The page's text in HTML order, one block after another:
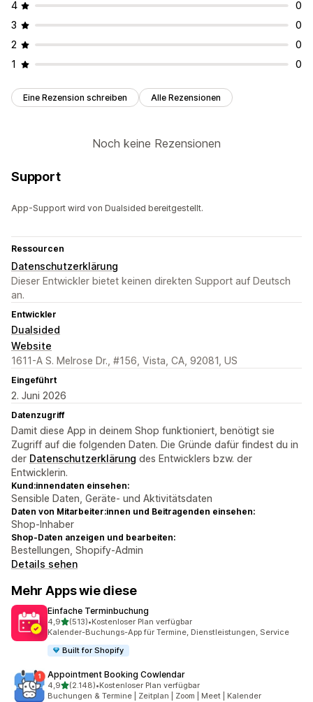
4
0
3
0
2
0
1
0
Eine Rezension schreiben Alle Rezensionen
Noch keine Rezensionen
Support
App-Support wird von Dualsided bereitgestellt.
Ressourcen
Datenschutzerklärung
Dieser Entwickler bietet keinen direkten Support auf Deutsch
an.
Entwickler
Dualsided
Website
1611-A S. Melrose Dr., #156, Vista, CA, 92081, US
Eingeführt
2. Juni 2026
Datenzugriff
Damit diese App in deinem Shop funktioniert, benötigt sie
Zugriff auf die folgenden Daten. Die Gründe dafür findest du in
der Datenschutzerklärung des Entwicklers bzw. der
Entwicklerin.
Kund:innendaten einsehen:
Sensible Daten, Geräte- und Aktivitätsdaten
Daten von Mitarbeiter:innen und Beitragenden einsehen:
Shop-Inhaber
Shop-Daten anzeigen und bearbeiten:
Bestellungen, Shopify-Admin
Details sehen
Mehr Apps wie diese
Einfache Terminbuchung
4,9von 5 Sternen
(513)
513 Rezensionen insgesamt
•Kostenloser Plan verfügbar
Kalender-Buchungs-App für Termine, Dienstleistungen, Service
Built for Shopify
Appointment Booking Cowlendar
4,9von 5 Sternen
(2.148)
2148 Rezensionen insgesamt
•Kostenloser Plan verfügbar
Buchungen & Termine | Zeitplan | Zoom | Meet | Kalender